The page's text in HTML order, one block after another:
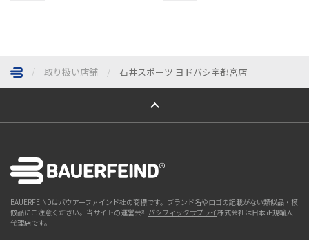
取り扱い店舗 石井スポーツ ヨドバシ宇都宮店
ページトップへ
BAUERFEINDはバウアーファインド社の商標です。ブランド名やロゴの記載がない類似品・模
倣品にご注意ください。当サイトの運営会社パシフィックサプライ株式会社は日本正規輸入
代理店です。